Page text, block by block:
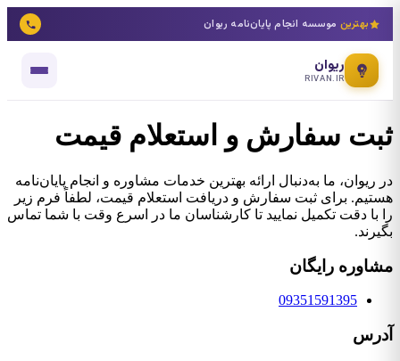
بهترین موسسه انجام پایان‌نامه ریوان
ریوان
RIVAN.IR
ثبت سفارش و استعلام قیمت
در ریوان، ما به‌دنبال ارائه بهترین خدمات مشاوره و انجام پایان‌نامه
هستیم. برای ثبت سفارش و دریافت استعلام قیمت، لطفاً فرم زیر
را با دقت تکمیل نمایید تا کارشناسان ما در اسرع وقت با شما تماس
بگیرند.
مشاوره رایگان
09351591395
آدرس